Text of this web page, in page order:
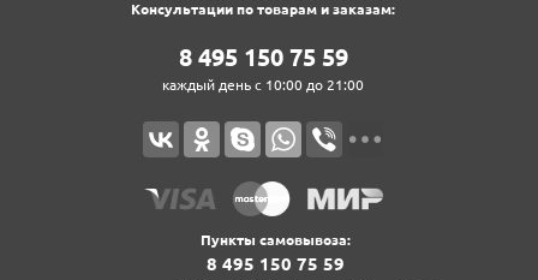
Консультации по товарам и заказам:
8‍ 4‍9‍5‍ 1‍5‍0‍ 7‍5‍ 5‍9‍
каждый день с 10:00 до 21:00
Пункты самовывоза:
8‍ 4‍9‍5‍ 1‍5‍0‍ 7‍5‍ 5‍9‍